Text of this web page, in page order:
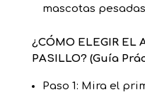
mascotas
¿CÓMO ELEGIR EL
PASILLO? (Guía
Paso 1: Mira el